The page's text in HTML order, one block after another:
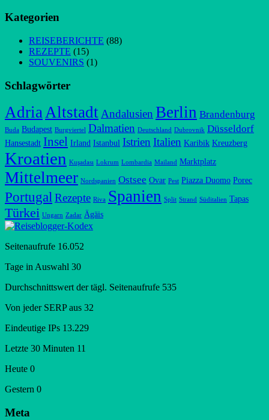
Kategorien
REISEBERICHTE (88)
REZEPTE (15)
SOUVENIRS (1)
Schlagwörter
AdriaAltstadtAndalusien Berlin Brandenburg
Buda Budapest Burgviertel Dalmatien Deutschland Dubrovnik Düsseldorf
Hansestadt Insel Irland Istanbul Istrien Italien Karibik Kreuzberg
Kroatien Kuşadası Lokrum Lombardia Mailand Marktplatz
Mittelmeer Nordspanien Ostsee Ovar Pest Piazza Duomo Porec
PortugalRezepte Riva Spanien Split Strand Süditalien Tapas
Türkei Ungarn Zadar Ägäis
Seitenaufrufe 16.052
Tage in Auswahl 30
Durchschnittswert der tägl. Seitenaufrufe 535
Von jeder SERP aus 32
Eindeutige IPs 13.229
Letzte 30 Minuten 11
Heute 0
Gestern 0
Meta